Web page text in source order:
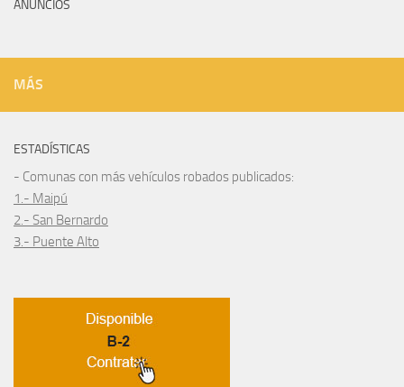
ANUNCIOS
MÁS
ESTADÍSTICAS
- Comunas con más vehículos robados publicados:
1.- Maipú
2.- San Bernardo
3.- Puente Alto